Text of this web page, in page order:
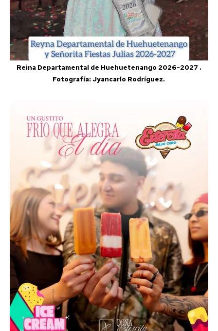
Reina Departamental de Huehuetenango 2026-2027 .
Fotografía: Jyancarlo Rodríguez.